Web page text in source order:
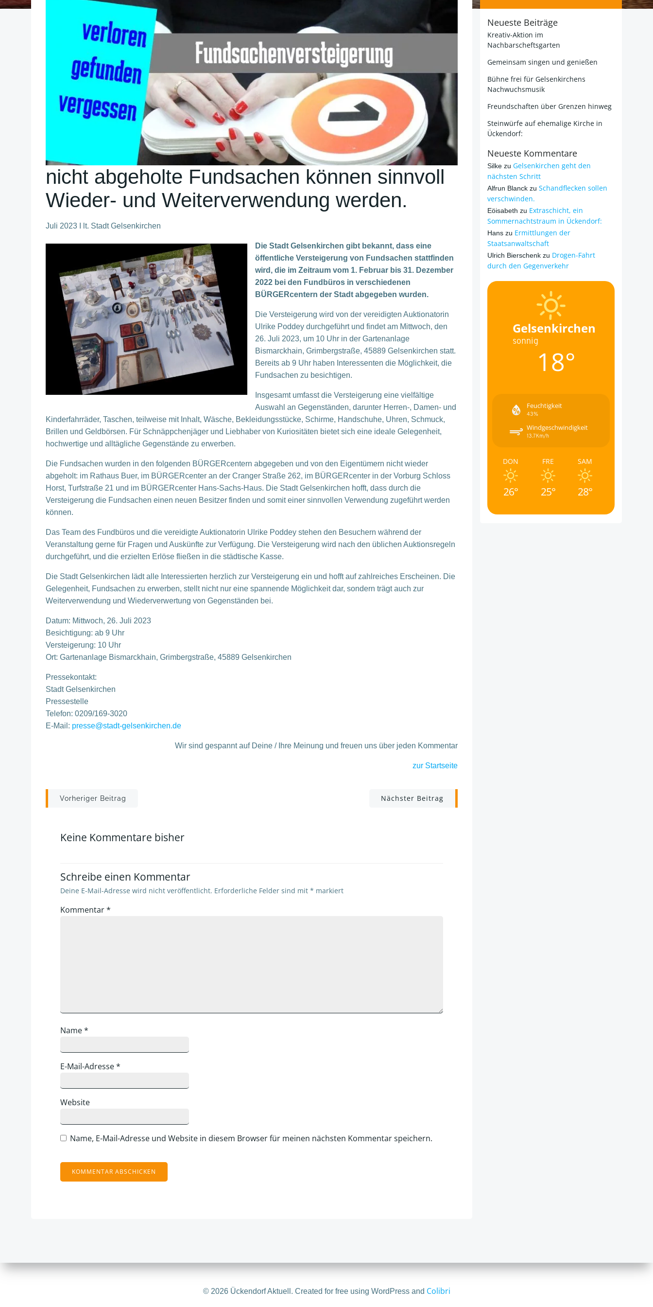
nicht abgeholte Fundsachen können sinnvoll
Wieder- und Weiterverwendung werden.
Juli 2023 I lt. Stadt Gelsenkirchen
Die Stadt Gelsenkirchen gibt bekannt, dass eine
öffentliche Versteigerung von Fundsachen stattfinden
wird, die im Zeitraum vom 1. Februar bis 31. Dezember
2022 bei den Fundbüros in verschiedenen
BÜRGERcentern der Stadt abgegeben wurden.
Die Versteigerung wird von der vereidigten Auktionatorin
Ulrike Poddey durchgeführt und findet am Mittwoch, den
26. Juli 2023, um 10 Uhr in der Gartenanlage
Bismarckhain, Grimbergstraße, 45889 Gelsenkirchen statt.
Bereits ab 9 Uhr haben Interessenten die Möglichkeit, die
Fundsachen zu besichtigen.
Insgesamt umfasst die Versteigerung eine vielfältige
Auswahl an Gegenständen, darunter Herren-, Damen- und
Kinderfahrräder, Taschen, teilweise mit Inhalt, Wäsche, Bekleidungsstücke, Schirme, Handschuhe, Uhren, Schmuck,
Brillen und Geldbörsen. Für Schnäppchenjäger und Liebhaber von Kuriositäten bietet sich eine ideale Gelegenheit,
hochwertige und alltägliche Gegenstände zu erwerben.
Die Fundsachen wurden in den folgenden BÜRGERcentern abgegeben und von den Eigentümern nicht wieder
abgeholt: im Rathaus Buer, im BÜRGERcenter an der Cranger Straße 262, im BÜRGERcenter in der Vorburg Schloss
Horst, Turfstraße 21 und im BÜRGERcenter Hans-Sachs-Haus. Die Stadt Gelsenkirchen hofft, dass durch die
Versteigerung die Fundsachen einen neuen Besitzer finden und somit einer sinnvollen Verwendung zugeführt werden
können.
Das Team des Fundbüros und die vereidigte Auktionatorin Ulrike Poddey stehen den Besuchern während der
Veranstaltung gerne für Fragen und Auskünfte zur Verfügung. Die Versteigerung wird nach den üblichen Auktionsregeln
durchgeführt, und die erzielten Erlöse fließen in die städtische Kasse.
Die Stadt Gelsenkirchen lädt alle Interessierten herzlich zur Versteigerung ein und hofft auf zahlreiches Erscheinen. Die
Gelegenheit, Fundsachen zu erwerben, stellt nicht nur eine spannende Möglichkeit dar, sondern trägt auch zur
Weiterverwendung und Wiederverwertung von Gegenständen bei.
Datum: Mittwoch, 26. Juli 2023
Besichtigung: ab 9 Uhr
Versteigerung: 10 Uhr
Ort: Gartenanlage Bismarckhain, Grimbergstraße, 45889 Gelsenkirchen
Pressekontakt:
Stadt Gelsenkirchen
Pressestelle
Telefon: 0209/169-3020
E-Mail: presse@stadt-gelsenkirchen.de
Wir sind gespannt auf Deine / Ihre Meinung und freuen uns über jeden Kommentar
zur Startseite
Post
Vorheriger Beitrag Nächster Beitrag
Keine Kommentare bisher
Schreibe einen Kommentar
Deine E-Mail-Adresse wird nicht veröffentlicht. Erforderliche Felder sind mit * markiert
Kommentar*
Name*
E-Mail-Adresse*
Website
Name, E-Mail-Adresse und Website in diesem Browser für meinen nächsten Kommentar speichern.
Neueste Beiträge
Kreativ-Aktion im
Nachbarscheftsgarten
Gemeinsam singen und genießen
Bühne frei für Gelsenkirchens
Nachwuchsmusik
Freundschaften über Grenzen hinweg
Steinwürfe auf ehemalige Kirche in
Ückendorf:
Neueste Kommentare
Silke zu Gelsenkirchen geht den
nächsten Schritt
Alfrun Blanck zu Schandflecken sollen
verschwinden.
Eöisabeth zu Extraschicht, ein
Sommernachtstraum in Ückendorf:
Hans zu Ermittlungen der
Staatsanwaltschaft
Ulrich Bierschenk zu Drogen-Fahrt
durch den Gegenverkehr
Gelsenkirchen
sonnig
18°
Feuchtigkeit
43%
Windgeschwindigkeit
13.7Km/h
DON
26°
FRE
25°
SAM
28°
© 2026 Ückendorf Aktuell. Created for free using WordPress and Colibri